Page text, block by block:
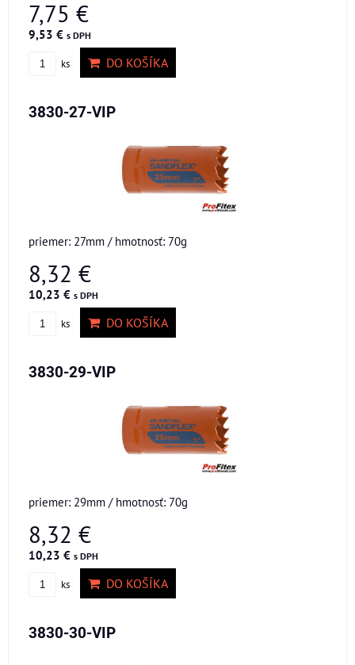
7,75 €
9,53 € s DPH
ks DO KOŠÍKA
3830-27-VIP
priemer: 27mm / hmotnosť: 70g
8,32 €
10,23 € s DPH
ks DO KOŠÍKA
3830-29-VIP
priemer: 29mm / hmotnosť: 70g
8,32 €
10,23 € s DPH
ks DO KOŠÍKA
3830-30-VIP